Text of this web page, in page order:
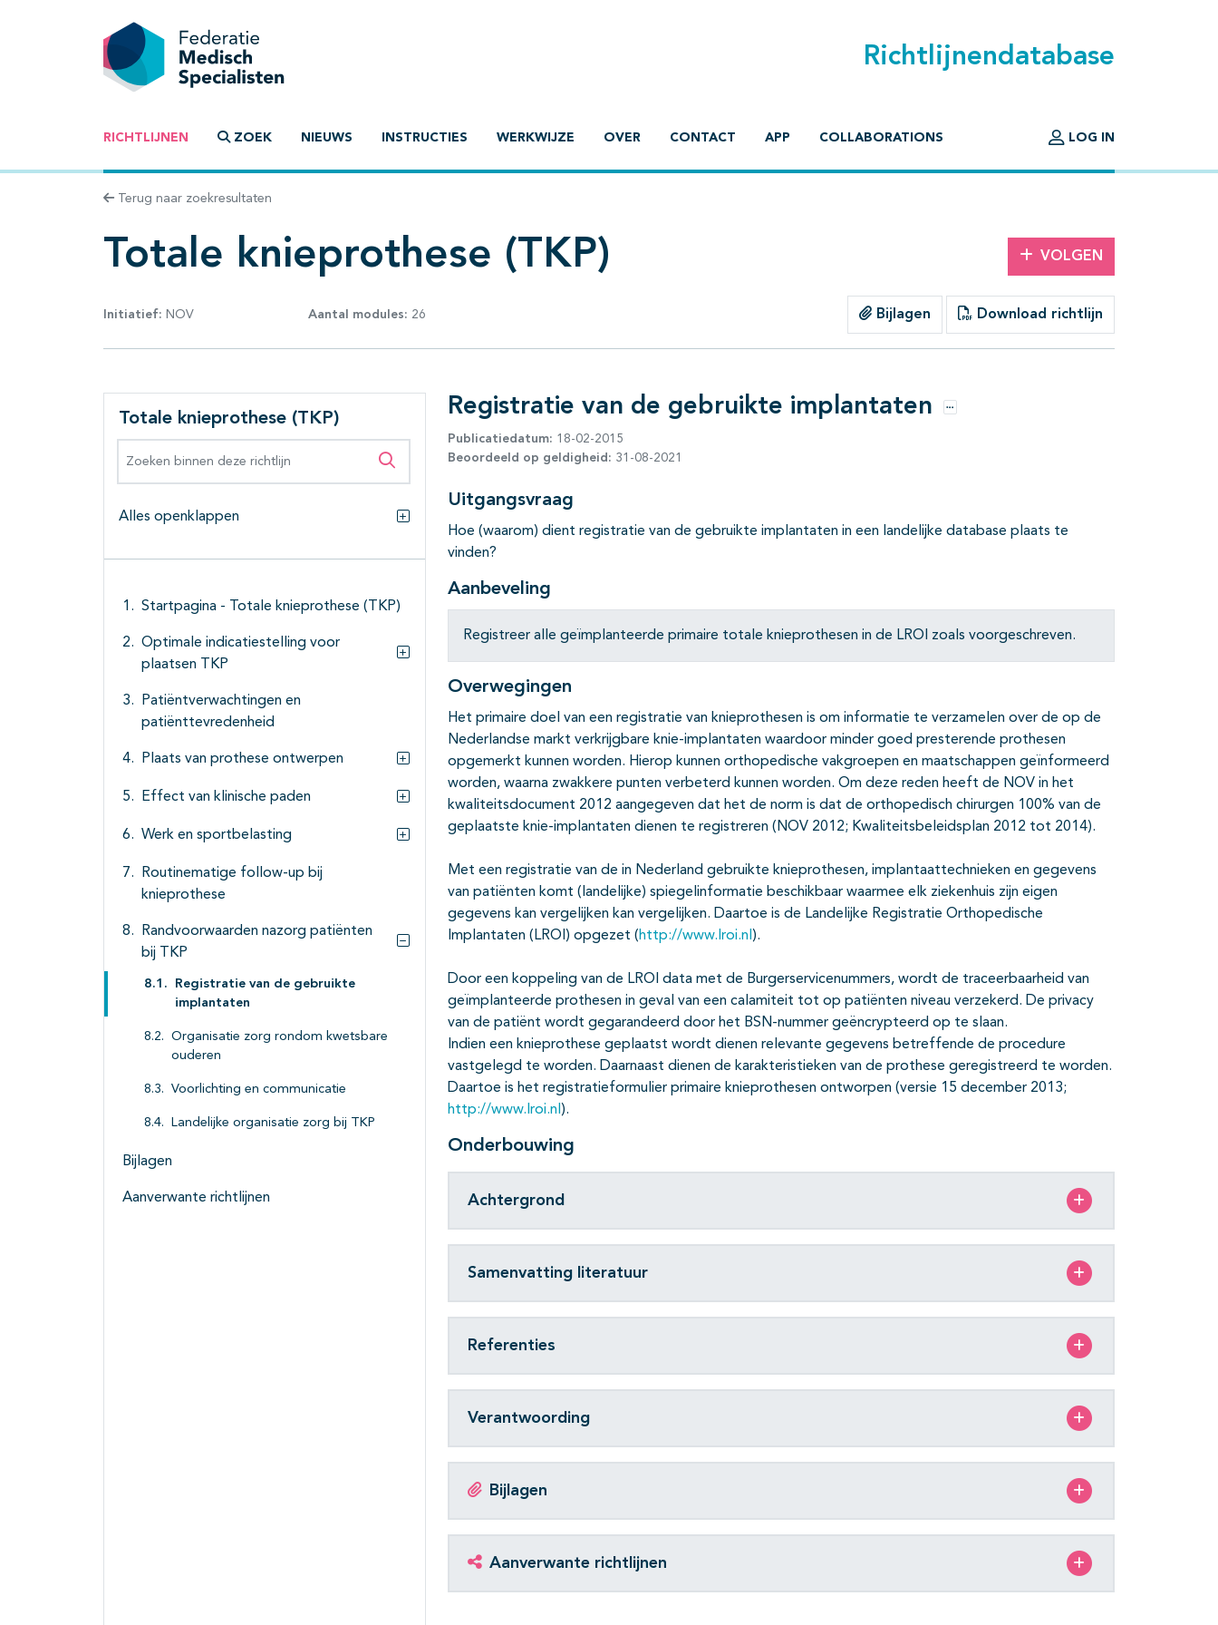
Richtlijnendatabase
RICHTLIJNEN ZOEK NIEUWS INSTRUCTIES WERKWIJZE OVER CONTACT APP COLLABORATIONS LOG IN
Terug naar zoekresultaten
Totale knieprothese (TKP) VOLGEN
Initiatief: NOV Aantal modules: 26 Bijlagen Download richtlijn
Totale knieprothese (TKP)
Zoeken binnen deze richtlijn
Alles openklappen
Alles openklappen
Startpagina - Totale knieprothese (TKP)
Optimale indicatiestelling voor
plaatsen TKP
Patiëntverwachtingen en
patiënttevredenheid
Plaats van prothese ontwerpen
Subpagina's open- en dichtklappen
Effect van klinische paden
Subpagina's open- en dichtklappen
Werk en sportbelasting
Routinematige follow-up bij
knieprothese
Randvoorwaarden nazorg patiënten
bij TKP
Registratie van de gebruikte
implantaten
Organisatie zorg rondom kwetsbare
ouderen
Voorlichting en communicatie
Landelijke organisatie zorg bij TKP
Bijlagen
Aanverwante richtlijnen
Registratie van de gebruikte implantaten Opties
Publicatiedatum: 18-02-2015
Beoordeeld op geldigheid: 31-08-2021
Uitgangsvraag
Hoe (waarom) dient registratie van de gebruikte implantaten in een landelijke database plaats te
vinden?
Aanbeveling
Registreer alle geïmplanteerde primaire totale knieprothesen in de LROI zoals voorgeschreven.
Overwegingen
Het primaire doel van een registratie van knieprothesen is om informatie te verzamelen over de op de
Nederlandse markt verkrijgbare knie-implantaten waardoor minder goed presterende prothesen
opgemerkt kunnen worden. Hierop kunnen orthopedische vakgroepen en maatschappen geïnformeerd
worden, waarna zwakkere punten verbeterd kunnen worden. Om deze reden heeft de NOV in het
kwaliteitsdocument 2012 aangegeven dat het de norm is dat de orthopedisch chirurgen 100% van de
geplaatste knie-implantaten dienen te registreren (NOV 2012; Kwaliteitsbeleidsplan 2012 tot 2014).
Met een registratie van de in Nederland gebruikte knieprothesen, implantaattechnieken en gegevens
van patiënten komt (landelijke) spiegelinformatie beschikbaar waarmee elk ziekenhuis zijn eigen
gegevens kan vergelijken kan vergelijken. Daartoe is de Landelijke Registratie Orthopedische
Implantaten (LROI) opgezet (http://www.lroi.nl).
Door een koppeling van de LROI data met de Burgerservicenummers, wordt de traceerbaarheid van
geïmplanteerde prothesen in geval van een calamiteit tot op patiënten niveau verzekerd. De privacy
van de patiënt wordt gegarandeerd door het BSN-nummer geëncrypteerd op te slaan.
Indien een knieprothese geplaatst wordt dienen relevante gegevens betreffende de procedure
vastgelegd te worden. Daarnaast dienen de karakteristieken van de prothese geregistreerd te worden.
Daartoe is het registratieformulier primaire knieprothesen ontworpen (versie 15 december 2013;
http://www.lroi.nl).
Onderbouwing
Achtergrond
Samenvatting literatuur
Referenties
Verantwoording
Bijlagen
Aanverwante richtlijnen